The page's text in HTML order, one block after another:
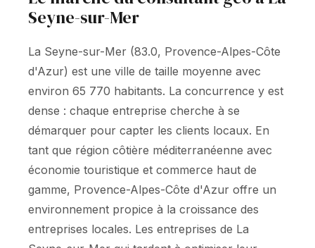
Seyne-sur-Mer
La Seyne-sur-Mer (83.0, Provence-Alpes-Côte
d'Azur) est une ville de taille moyenne avec
environ 65 770 habitants. La concurrence y est
dense : chaque entreprise cherche à se
démarquer pour capter les clients locaux. En
tant que région côtière méditerranéenne avec
économie touristique et commerce haut de
gamme, Provence-Alpes-Côte d'Azur offre un
environnement propice à la croissance des
entreprises locales. Les entreprises de La